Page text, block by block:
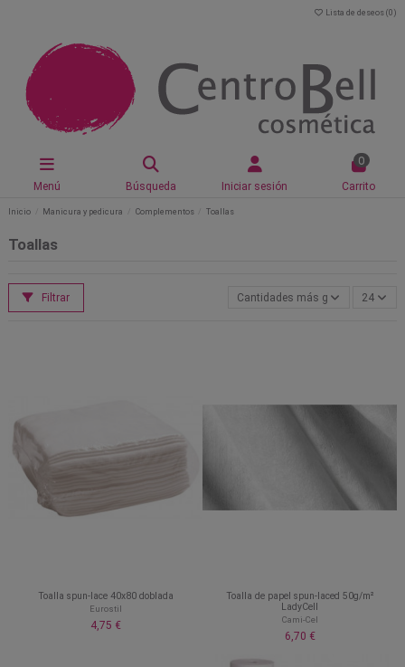
Lista de deseos (0 )
Menú Búsqueda Iniciar sesión
0
Carrito
Inicio Manicura y pedicura Complementos Toallas
Toallas
Filtrar Cantidades más grandes primero
24
Toalla spun-lace 40x80 doblada
Eurostil
4,75 €
Toalla de papel spun-laced 50g/m²
LadyCell
Cami-Cel
6,70 €